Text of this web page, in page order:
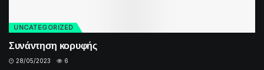
UNCATEGORIZED
Συνάντηση κορυφής
28/05/2023 6